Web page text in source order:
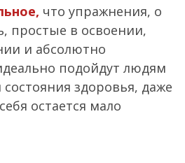
что упражнения, о
простые в освоении,
и абсолютно
подойдут людям
здоровья, даже
остается мало